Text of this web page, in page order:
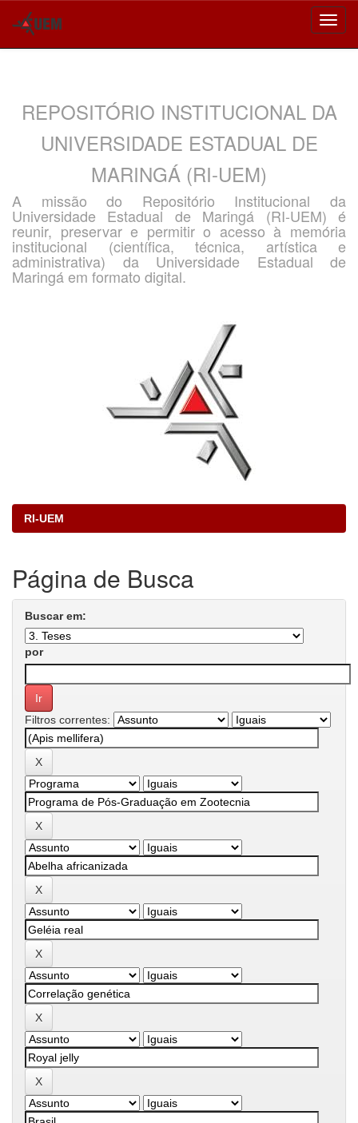
REPOSITÓRIO INSTITUCIONAL DA
UNIVERSIDADE ESTADUAL DE
MARINGÁ (RI-UEM)
A missão do Repositório Institucional da
Universidade Estadual de Maringá (RI-UEM) é
reunir, preservar e permitir o acesso à memória
institucional (científica, técnica, artística e
administrativa) da Universidade Estadual de
Maringá em formato digital.
RI-UEM
Página de Busca
Buscar em:
por
Filtros correntes: